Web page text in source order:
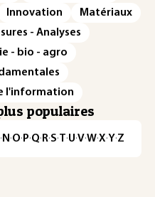
Innovation
Matériaux
- Analyses
- bio - agro
l'information
populaires
· N ·O· P·Q· R·S·T·U·V·W·X·Y·Z